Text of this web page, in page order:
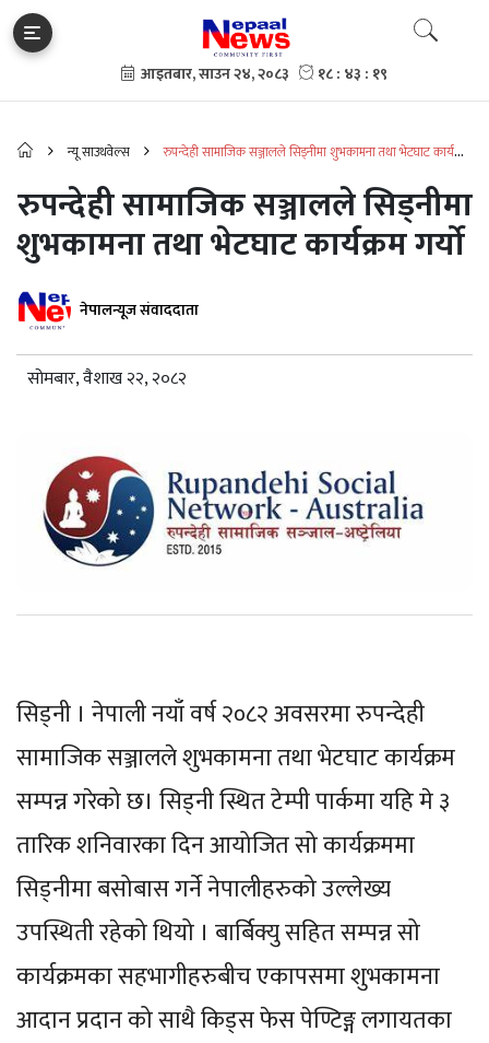
न्यू साउथवेल्स
रुपन्देही सामाजिक सञ्जालले सिड्नीमा शुभकामना तथा भेटघाट कार्यक्रम
रुपन्देही सामाजिक सञ्जालले सिड्नीमा
शुभकामना तथा भेटघाट कार्यक्रम गर्यो
नेपालन्यूज संवाददाता
सोमबार, वैशाख २२, २०८२
सिड्नी । नेपाली नयाँ वर्ष २०८२ अवसरमा रुपन्देही
सामाजिक सञ्जालले शुभकामना तथा भेटघाट कार्यक्रम
सम्पन्न गरेको छ। सिड्नी स्थित टेम्पी पार्कमा यहि मे ३
तारिक शनिवारका दिन आयोजित सो कार्यक्रममा
सिड्नीमा बसोबास गर्ने नेपालीहरुको उल्लेख्य
उपस्थिती रहेको थियो । बार्बिक्यु सहित सम्पन्न सो
कार्यक्रमका सहभागीहरुबीच एकापसमा शुभकामना
आदान प्रदान को साथै किड्स फेस पेण्टिङ्ग लगायतका